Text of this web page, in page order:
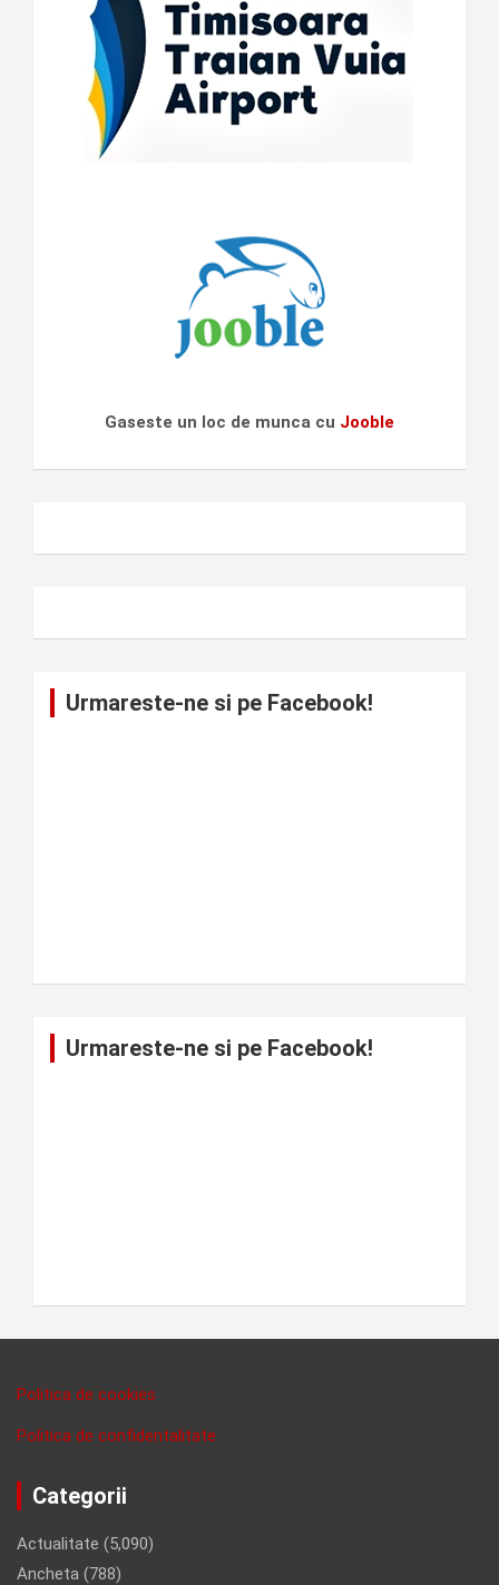
Gaseste un loc de munca cu Jooble
Urmareste-ne si pe Facebook!
Urmareste-ne si pe Facebook!
Politica de cookies
Politica de confidentalitate
Categorii
Actualitate (5,090)
Ancheta (788)